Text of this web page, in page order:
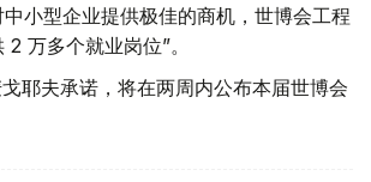
小型企业提供极佳的商机，世博会工程
万多个就业岗位”。
耶夫承诺，将在两周内公布本届世博会